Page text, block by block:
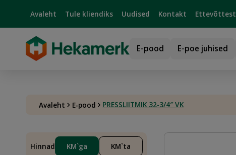
Avaleht Tule kliendiks Uudised Kontakt Ettevõttest
E-pood E-poe juhised
Avaleht E-pood PRESSLIITMIK 32-3/4″ VK
Hinnad KM`ga KM`ta